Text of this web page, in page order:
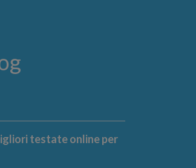
testate online per